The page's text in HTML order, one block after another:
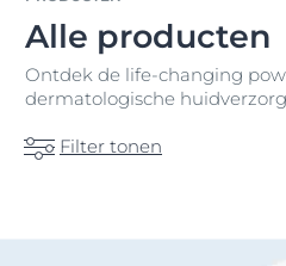
Alle producten
Ontdek de life-changing
dermatologische
Filter tonen